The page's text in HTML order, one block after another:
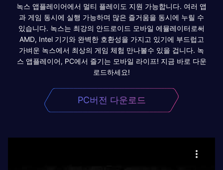
녹스 앱플레이어에서 멀티 플레이도 지원 가능합니다. 여러 앱
과 게임 동시에 실행 가능하며 많은 즐거움을 동시에 누릴 수
있습니다. 녹스는 최강의 안드로이드 모바일 에뮬레이터로써
AMD, Intel 기기와 완벽한 호환성을 가지고 있기에 부드럽고
가벼운 녹스에서 최상의 게임 체험 만나볼수 있을 겁니다. 녹
스 앱플레이어, PC에서 즐기는 모바일 라이프! 지금 바로 다운
로드하세요!
PC버전 다운로드